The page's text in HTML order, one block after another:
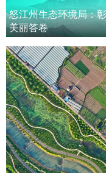
怒江州生态环境局：
美丽答卷